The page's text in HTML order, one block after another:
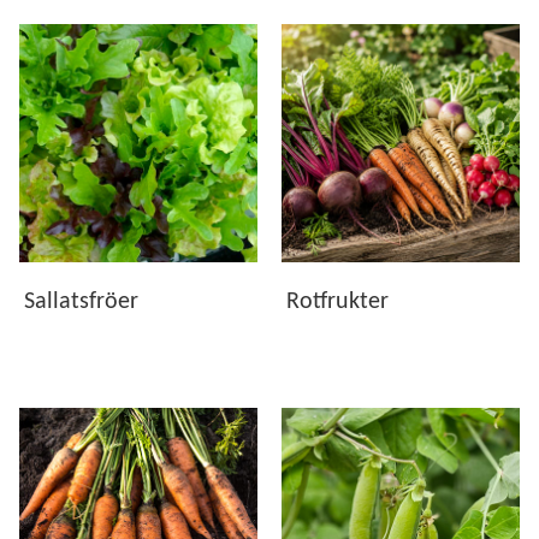
Snabb skörd– bladgrönt och vissa örter kan ge skörd
snabbt, medan många fruktgrönsaker tar längre tid.
Varför odla från frö?
Att odla från frö är ett enkelt sätt att få mer variation och
större kontroll. Du kan välja exakt de sorter du vill ha,
anpassa odlingen efter ditt utrymme och samtidigt skapa en
trädgård som passar din smak.
Större sortutbud
än färdiga plantor
Kort om att så fröer: förkultivering och
direktsådd
Sallatsfröer Rotfrukter